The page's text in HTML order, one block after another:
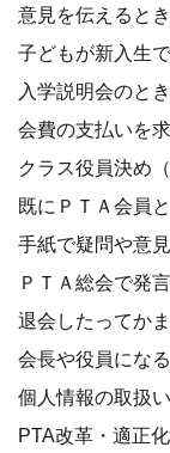
意見を伝えると
子どもが新入生
入学説明会のと
会費の支払いを
クラス役員決め
既にＰＴＡ会員
手紙で疑問や意
ＰＴＡ総会で発
退会したってか
会長や役員にな
個人情報の取扱
PTA改革・適正